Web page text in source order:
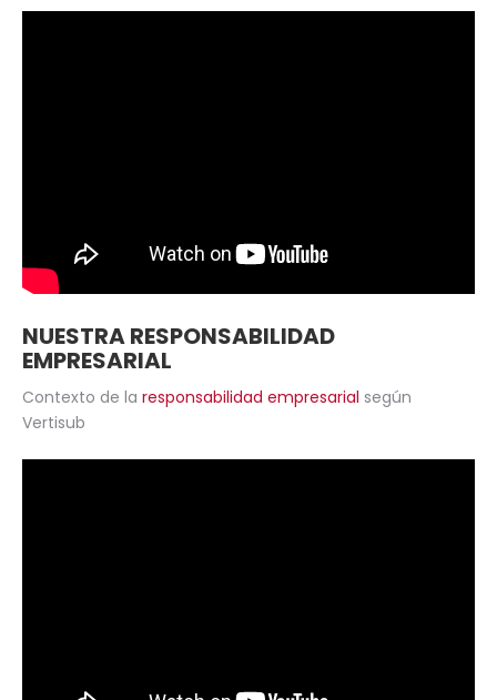
NUESTRA RESPONSABILIDAD
EMPRESARIAL
Contexto de la responsabilidad empresarial según
Vertisub